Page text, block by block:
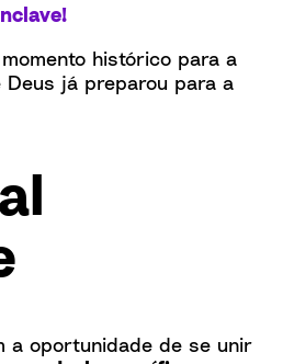
histórico para a
Deus já preparou para a
a oportunidade de se unir